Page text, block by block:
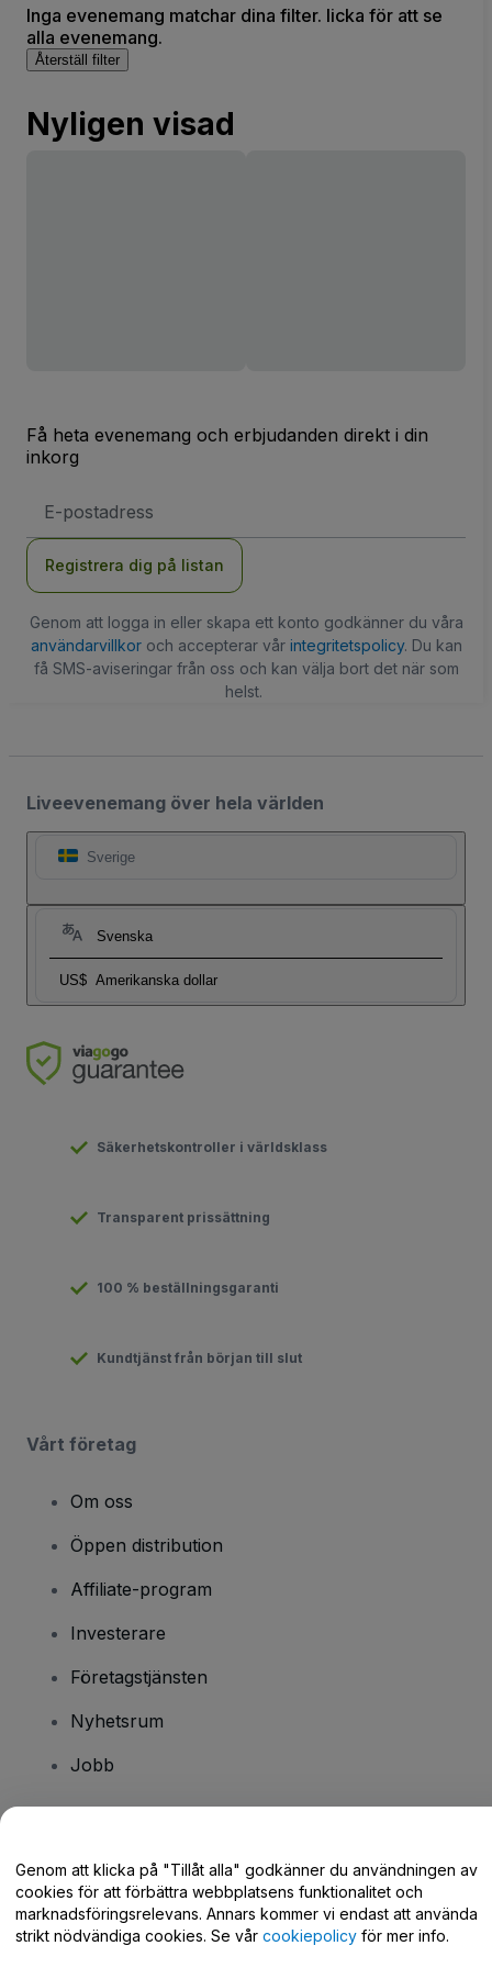
Inga evenemang matchar dina filter. licka för att se
alla evenemang.
Återställ filter
Nyligen visad
Få heta evenemang och erbjudanden direkt i din
inkorg
postadress
Registrera dig på listan
Genom att logga in eller skapa ett konto godkänner du våra
användarvillkoroch accepterar vår integritetspolicy. Du kan
få SMS-aviseringar från oss och kan välja bort det när som
helst.
Liveevenemang över hela världen
Sverige
Svenska
US$ Amerikanska dollar
Säkerhetskontroller i världsklass
Transparent prissättning
100 % beställningsgaranti
Kundtjänst från början till slut
Vårt företag
Om oss
Öppen distribution
Affiliate-program
Investerare
Företagstjänsten
Nyhetsrum
Jobb
Hjälpcenter / Kontakta oss
Genom att klicka på "Tillåt alla" godkänner du användningen av
cookies för att förbättra webbplatsens funktionalitet och
marknadsföringsrelevans. Annars kommer vi endast att använda
strikt nödvändiga cookies. Se vår cookiepolicy för mer info.